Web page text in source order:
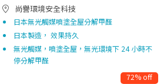
尚譽環境安全科技
日本無光觸媒噴塗全屋分解甲醛
日本製造， 效果持久
無光觸媒，噴塗全屋，無光環境下 24 小時不
停分解甲醛
72% off